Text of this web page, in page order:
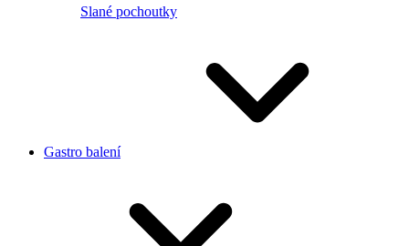
Slané pochoutky
Gastro balení